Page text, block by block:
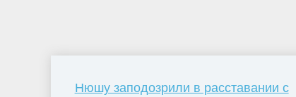
Нюшу заподозрили в расставании с